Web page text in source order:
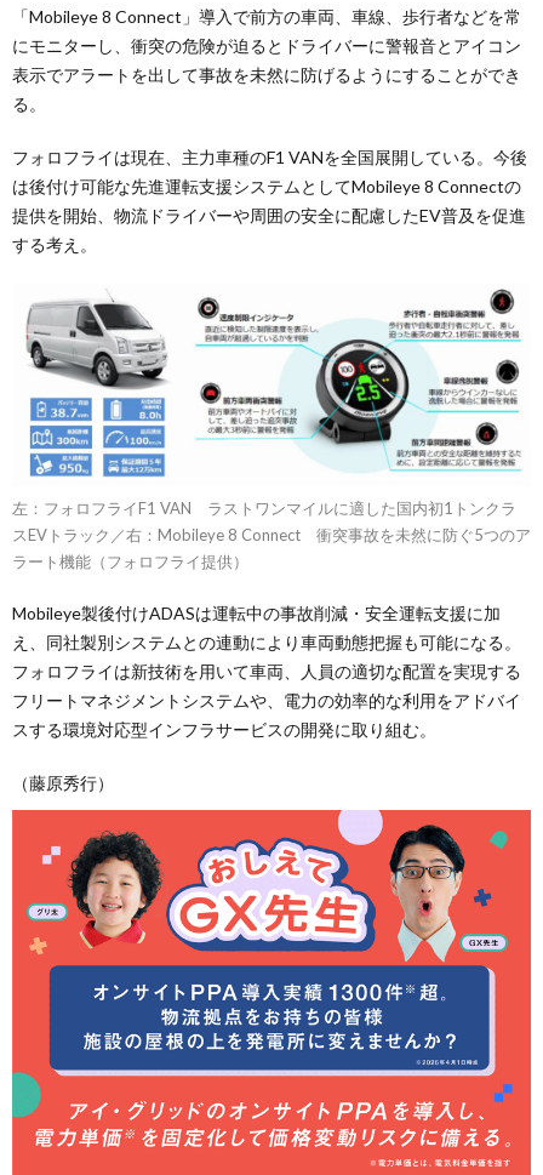
「Mobileye 8 Connect」導入で前方の車両、車線、歩行者などを常
にモニターし、衝突の危険が迫るとドライバーに警報音とアイコン
表示でアラートを出して事故を未然に防げるようにすることができ
る。
フォロフライは現在、主力車種のF1 VANを全国展開している。今後
は後付け可能な先進運転支援システムとしてMobileye 8 Connectの
提供を開始、物流ドライバーや周囲の安全に配慮したEV普及を促進
する考え。
左：フォロフライF1 VAN ラストワンマイルに適した国内初1トンクラ
スEVトラック／右：Mobileye 8 Connect 衝突事故を未然に防ぐ5つのア
ラート機能（フォロフライ提供）
Mobileye製後付けADASは運転中の事故削減・安全運転支援に加
え、同社製別システムとの連動により車両動態把握も可能になる。
フォロフライは新技術を用いて車両、人員の適切な配置を実現する
フリートマネジメントシステムや、電力の効率的な利用をアドバイ
スする環境対応型インフラサービスの開発に取り組む。
（藤原秀行）